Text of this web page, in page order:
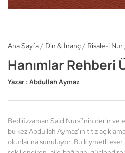
Ana Sayfa / Din & İnanç / Risale-i Nur
Hanımlar Rehberi
Yazar : Abdullah Aymaz
Bediüzzaman Said Nursî’nin derin ve
bu kez Abdullah Aymaz’ın titiz
okurlarına sunuluyor. Bu kıymetli eser,